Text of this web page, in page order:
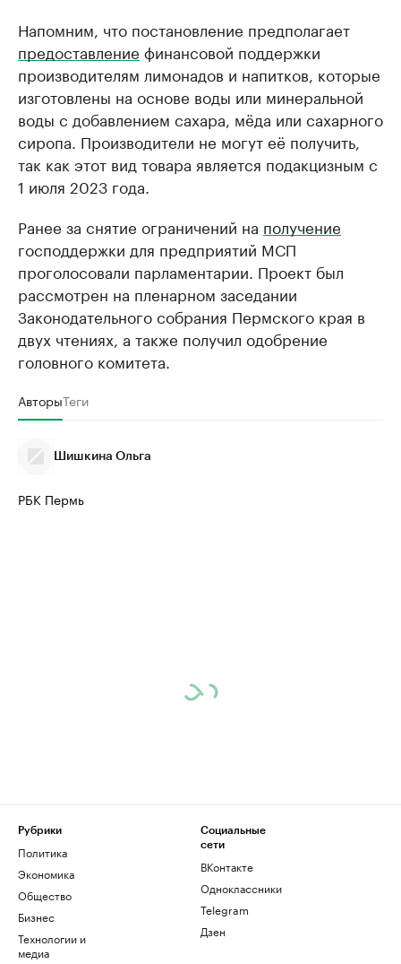
Напомним, что постановление предполагает
предоставление финансовой поддержки
производителям лимонадов и напитков, которые
изготовлены на основе воды или минеральной
воды с добавлением сахара, мёда или сахарного
сиропа. Производители не могут её получить,
так как этот вид товара является подакцизным с
1 июля 2023 года.
Ранее за снятие ограничений на получение
господдержки для предприятий МСП
проголосовали парламентарии. Проект был
рассмотрен на пленарном заседании
Законодательного собрания Пермского края в
двух чтениях, а также получил одобрение
головного комитета.
АвторыТеги
Шишкина Ольга
РБК Пермь
Рубрики
Политика
Экономика
Общество
Бизнес
Технологии и
медиа
Социальные
сети
ВКонтакте
Одноклассники
Telegram
Дзен